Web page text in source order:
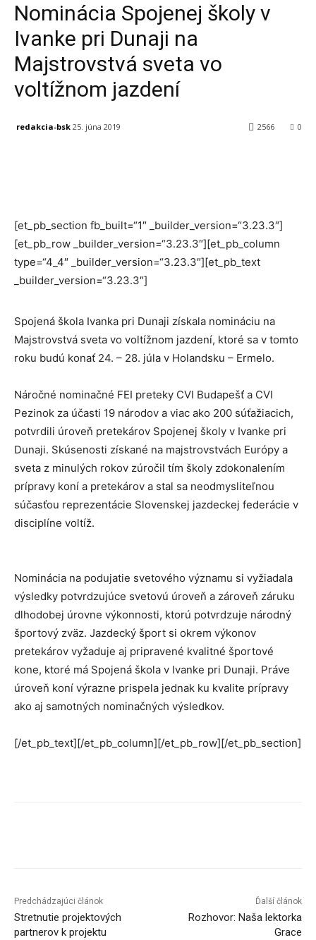
Nominácia Spojenej školy v
Ivanke pri Dunaji na
Majstrovstvá sveta vo
voltížnom jazdení
redakcia-bsk 25. júna 2019 0
2566
[et_pb_section fb_built=“1″ _builder_version=“3.23.3″]
[et_pb_row _builder_version=“3.23.3″][et_pb_column
type=“4_4″ _builder_version=“3.23.3″][et_pb_text
_builder_version=“3.23.3″]
Spojená škola Ivanka pri Dunaji získala nomináciu na
Majstrovstvá sveta vo voltížnom jazdení, ktoré sa v tomto
roku budú konať 24. – 28. júla v Holandsku – Ermelo.
Náročné nominačné FEI preteky CVI Budapešť a CVI
Pezinok za účasti 19 národov a viac ako 200 súťažiacich,
potvrdili úroveň pretekárov Spojenej školy v Ivanke pri
Dunaji. Skúsenosti získané na majstrovstvách Európy a
sveta z minulých rokov zúročil tím školy zdokonalením
prípravy koní a pretekárov a stal sa neodmysliteľnou
súčasťou reprezentácie Slovenskej jazdeckej federácie v
disciplíne voltíž.
Nominácia na podujatie svetového významu si vyžiadala
výsledky potvrdzujúce svetovú úroveň a zároveň záruku
dlhodobej úrovne výkonnosti, ktorú potvrdzuje národný
športový zväz. Jazdecký šport si okrem výkonov
pretekárov vyžaduje aj pripravené kvalitné športové
kone, ktoré má Spojená škola v Ivanke pri Dunaji. Práve
úroveň koní výrazne prispela jednak ku kvalite prípravy
ako aj samotných nominačných výsledkov.
[/et_pb_text][/et_pb_column][/et_pb_row][/et_pb_section]
Predchádzajúci článok
Stretnutie projektových
partnerov k projektu
Ďalší článok
Rozhovor: Naša lektorka
Grace